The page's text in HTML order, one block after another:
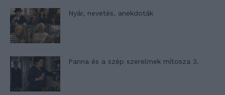
Nyár, nevetés, anekdoták
Panna és a szép szerelmek mítosza 3.